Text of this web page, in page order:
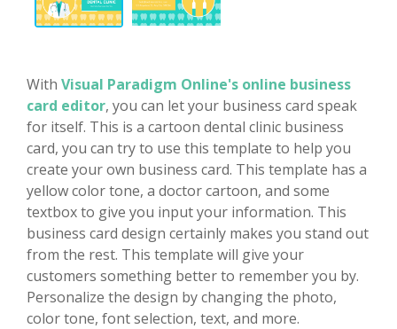
With Visual Paradigm Online's online business
card editor, you can let your business card speak
for itself. This is a cartoon dental clinic business
card, you can try to use this template to help you
create your own business card. This template has a
yellow color tone, a doctor cartoon, and some
textbox to give you input your information. This
business card design certainly makes you stand out
from the rest. This template will give your
customers something better to remember you by.
Personalize the design by changing the photo,
color tone, font selection, text, and more.